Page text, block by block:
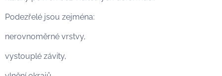
Podezřelé jsou zejména:
nerovnoměrné vrstvy,
vystouplé závity,